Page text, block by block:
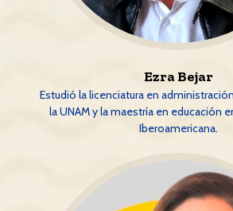
Ezra Bejar
Estudió la licenciatura en
la UNAM y la maestría en educación
Iberoamericana.